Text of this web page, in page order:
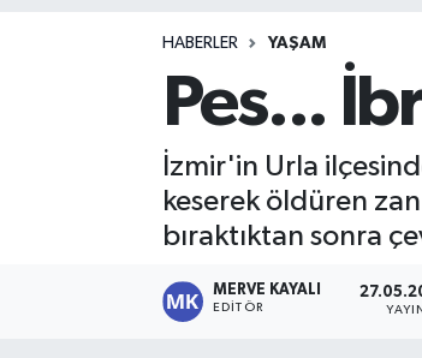
HABERLER YAŞAM
Pes...
İzmir'in Urla
keserek öldüren
bıraktıktan sonra
MERVE KAYALI
EDITÖR